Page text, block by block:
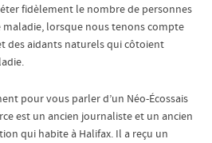
fidèlement le nombre de personnes
lorsque nous tenons compte
des aidants naturels qui côtoient
pour vous parler d’un Néo-Écossais
est un ancien journaliste et un ancien
qui habite à Halifax. Il a reçu un